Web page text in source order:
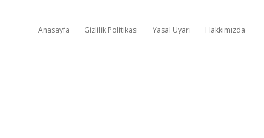
Anasayfa Gizlilik Politikası Yasal Uyarı Hakkımızda